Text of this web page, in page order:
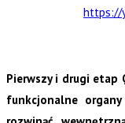
https://
Pierwszy i drugi etap
funkcjonalne